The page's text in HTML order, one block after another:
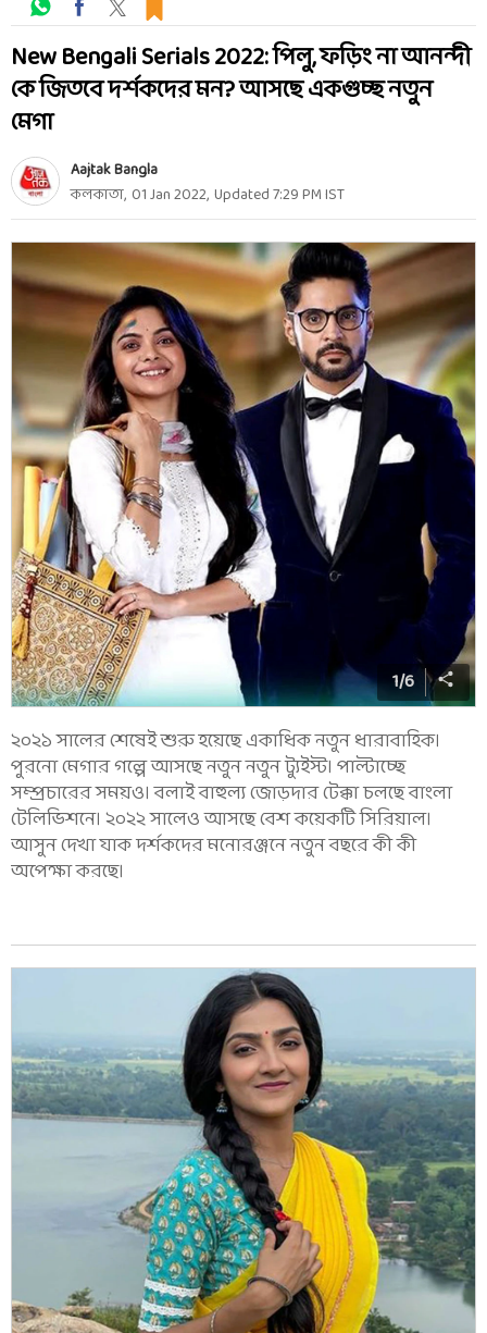
New Bengali Serials 2022: পিলু, ফড়িং না আনন্দী
কে জিতবে দর্শকদের মন? আসছে একগুচ্ছ নতুন
মেগা
Aajtak Bangla
কলকাতা, 01 Jan 2022, Updated7:29 PMIST
1/6
২০২১ সালের শেষেই শুরু হয়েছে একাধিক নতুন ধারাবাহিক।
পুরনো মেগার গল্পে আসছে নতুন নতুন ট্যুইস্ট। পাল্টাচ্ছে
সম্প্রচারের সময়ও। বলাই বাহুল্য জোড়দার টেক্কা চলছে বাংলা
টেলিভিশনে। ২০২২ সালেও আসছে বেশ কয়েকটি সিরিয়াল।
আসুন দেখা যাক দর্শকদের মনোরঞ্জনে নতুন বছরে কী কী
অপেক্ষা করছে।